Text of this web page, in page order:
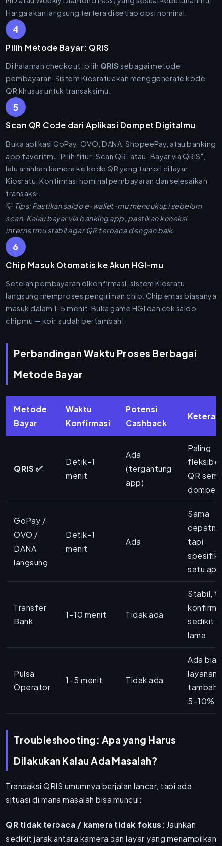
Harga akan langsung tertera di setiap opsi nominal.
4
Pilih Metode Bayar: QRIS
Di halaman checkout, pilih QRIS sebagai metode
pembayaran. Sistem Kiosratu akan menggenerate kode
QR khusus untuk transaksimu.
5
Scan QR Code dari Aplikasi Dompet Digitalmu
Buka aplikasi GoPay, OVO, DANA, ShopeePay, atau banking
app favoritmu. Pilih fitur "Scan QR" atau "Bayar via QRIS",
lalu arahkan kamera ke kode QR yang tampil di layar
Kiosratu. Konfirmasi nominal pembayaran dan selesaikan
transaksi.
💡 Tips: Pastikan saldo e-wallet-mu mencukupi sebelum
scan. Kalau bayar via banking app, pastikan koneksi
internetmu stabil agar QR terbaca dengan baik.
6
Chip Masuk Otomatis ke Akun HGI-mu
Setelah pembayaran dikonfirmasi, sistem Kiosratu
langsung memproses pengiriman chip. Chip emas biasanya
masuk dalam 1–5 menit. Buka game HGI dan cek saldo
chipmu — koin sudah bertambah!
Perbandingan Waktu Proses Berbagai
Metode Bayar
Metode
Bayar
Waktu
Konfirmasi
Potensi
Cashback
QRIS ✅
Detik–1
menit
Ada
(tergantung
app)
Paling
QR
dompet
GoPay /
OVO /
DANA
langsung
Detik–1
menit
Ada
Sama
tapi
spesifik
satu app
Transfer
Bank
1–10 menit Tidak ada
Stabil,
sedikit
lama
Pulsa
Operator
1–5 menit Tidak ada
Ada
layanan
5–10%
Troubleshooting: Apa yang Harus
Dilakukan Kalau Ada Masalah?
Transaksi QRIS umumnya berjalan lancar, tapi ada
situasi di mana masalah bisa muncul:
QR tidak terbaca / kamera tidak fokus: Jauhkan
sedikit jarak antara kamera dan layar yang menampilkan